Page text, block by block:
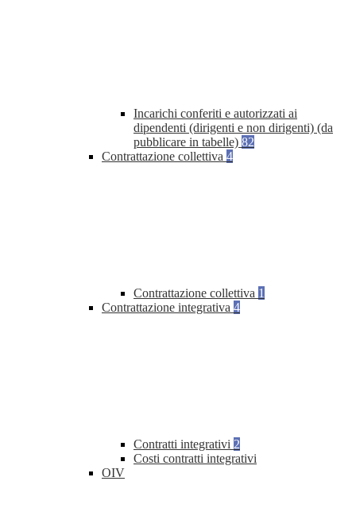
Incarichi conferiti e autorizzati ai
dipendenti (dirigenti e non dirigenti) (da
pubblicare in tabelle) 82
Contrattazione collettiva 4
Contrattazione collettiva 1
Contrattazione integrativa 4
Contratti integrativi 2
Costi contratti integrativi
OIV